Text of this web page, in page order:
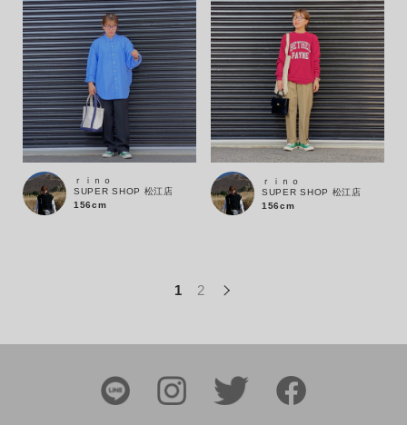
この条件で絞り込む
ｒｉｎｏ
SUPER SHOP 松江店
156cm
ｒｉｎｏ
SUPER SHOP 松江店
156cm
1 2